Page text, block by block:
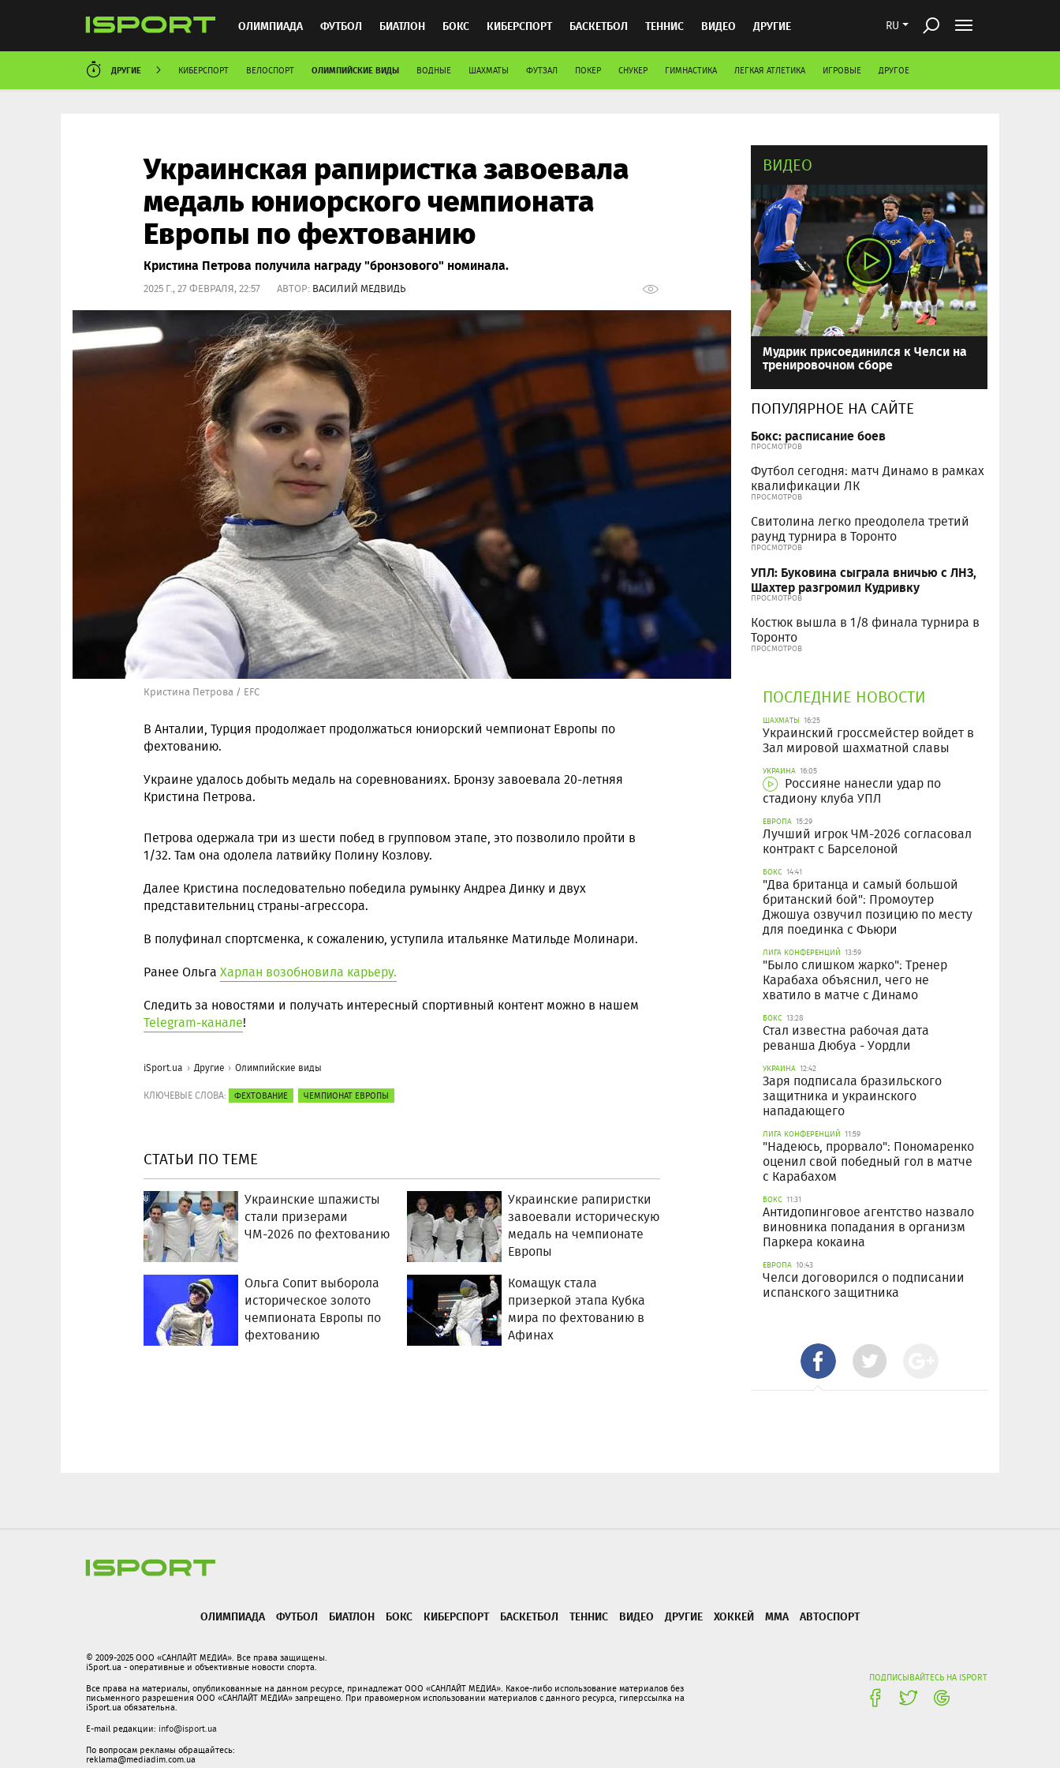
RU
ОЛИМПИАДА ФУТБОЛ БИАТЛОН БОКС КИБЕРСПОРТ БАСКЕТБОЛ ТЕННИС ВИДЕО ДРУГИЕ
ХОККЕЙ ММА АВТОСПОРТ
ДРУГИЕ КИБЕРСПОРТ ВЕЛОСПОРТ ОЛИМПИЙСКИЕ ВИДЫ ВОДНЫЕ ШАХМАТЫ ФУТЗАЛ ПОКЕР СНУКЕР ГИМНАСТИКА ЛЕГКАЯ АТЛЕТИКА ИГРОВЫЕ ДРУГОЕ
Украинская рапиристка завоевала
медаль юниорского чемпионата
Европы по фехтованию
Кристина Петрова получила награду "бронзового" номинала.
2025 Г., 27 ФЕВРАЛЯ, 22:57 АВТОР: ВАСИЛИЙ МЕДВИДЬ
Кристина Петрова / EFC
В Анталии, Турция продолжает продолжаться юниорский чемпионат Европы по
фехтованию.
Украине удалось добыть медаль на соревнованиях. Бронзу завоевала 20-летняя
Кристина Петрова.
Петрова одержала три из шести побед в групповом этапе, это позволило пройти в
1/32. Там она одолела латвийку Полину Козлову.
Далее Кристина последовательно победила румынку Андреа Динку и двух
представительниц страны-агрессора.
В полуфинал спортсменка, к сожалению, уступила итальянке Матильде Молинари.
Ранее Ольга Харлан возобновила карьеру.
Следить за новостями и получать интересный спортивный контент можно в нашем
Telegram-канале!
iSport.ua Другие Олимпийские виды
КЛЮЧЕВЫЕ СЛОВА: ФЕХТОВАНИЕ ЧЕМПИОНАТ ЕВРОПЫ
СТАТЬИ ПО ТЕМЕ
Украинские шпажисты
стали призерами
ЧМ-2026 по фехтованию
Украинские рапиристки
завоевали историческую
медаль на чемпионате
Европы
Ольга Сопит выборола
историческое золото
чемпионата Европы по
фехтованию
Комащук стала
призеркой этапа Кубка
мира по фехтованию в
Афинах
ВИДЕО
Мудрик присоединился к Челси на
тренировочном сборе
ПОПУЛЯРНОЕ НА САЙТЕ
Бокс: расписание боев
ПРОСМОТРОВ
Футбол сегодня: матч Динамо в рамках
квалификации ЛК
ПРОСМОТРОВ
Свитолина легко преодолела третий
раунд турнира в Торонто
ПРОСМОТРОВ
УПЛ: Буковина сыграла вничью с ЛНЗ,
Шахтер разгромил Кудривку
ПРОСМОТРОВ
Костюк вышла в 1/8 финала турнира в
Торонто
ПРОСМОТРОВ
ПОСЛЕДНИЕ НОВОСТИ
ШАХМАТЫ 16:25
Украинский гроссмейстер войдет в
Зал мировой шахматной славы
УКРАИНА 16:05
Россияне нанесли удар по
стадиону клуба УПЛ
ЕВРОПА 15:29
Лучший игрок ЧМ-2026 согласовал
контракт с Барселоной
БОКС 14:41
"Два британца и самый большой
британский бой": Промоутер
Джошуа озвучил позицию по месту
для поединка с Фьюри
ЛИГА КОНФЕРЕНЦИЙ 13:59
"Было слишком жарко": Тренер
Карабаха объяснил, чего не
хватило в матче с Динамо
БОКС 13:28
Стал известна рабочая дата
реванша Дюбуа - Уордли
УКРАИНА 12:42
Заря подписала бразильского
защитника и украинского
нападающего
ЛИГА КОНФЕРЕНЦИЙ 11:59
"Надеюсь, прорвало": Пономаренко
оценил свой победный гол в матче
с Карабахом
БОКС 11:31
Антидопинговое агентство назвало
виновника попадания в организм
Паркера кокаина
ЕВРОПА 10:43
Челси договорился о подписании
испанского защитника
ОЛИМПИАДА ФУТБОЛ БИАТЛОН БОКС КИБЕРСПОРТ БАСКЕТБОЛ ТЕННИС ВИДЕО ДРУГИЕ ХОККЕЙ ММА АВТОСПОРТ
ПОДПИСЫВАЙТЕСЬ НА ISPORT
© 2009-2025 ООО «САНЛАЙТ МЕДИА». Все права защищены.
iSport.ua - оперативные и объективные новости спорта.
Все права на материалы, опубликованные на данном ресурсе, принадлежат ООО «САНЛАЙТ МЕДИА». Какое-либо использование материалов без
письменного разрешения ООО «САНЛАЙТ МЕДИА» запрещено. При правомерном использовании материалов с данного ресурса, гиперссылка на
iSport.ua обязательна.
E-mail редакции: info@isport.ua
По вопросам рекламы обращайтесь:
reklama@mediadim.com.ua